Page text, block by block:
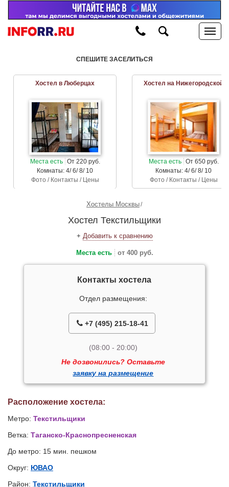
СПЕШИТЕ ЗАСЕЛИТЬСЯ
Хостел в Люберцах
Места есть От 220 руб.
Комнаты: 4/ 6/ 8/ 10
Фото / Контакты / Цены
Хостел на Нижегородской
Места есть От 650 руб.
Комнаты: 4/ 6/ 8/ 10
Фото / Контакты / Цены
Хостелы Москвы
Хостел Текстильщики
+ Добавить к сравнению
Места есть от 400 руб.
Контакты хостела
Отдел размещения:
+7 (495) 215-18-41
(08:00 - 20:00)
Не дозвонились? Оставьте
заявку на размещение
Расположение хостела:
Метро: Текстильщики
Ветка: Таганско-Краснопресненская
До метро: 15 мин. пешком
Округ: ЮВАО
Район: Текстильщики